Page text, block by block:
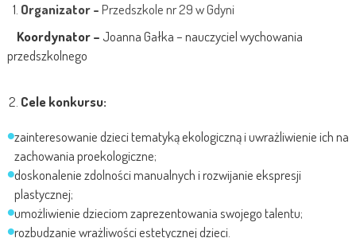
Organizator -Przedszkole nr 29 w Gdyni
Koordynator – Joanna Gałka – nauczyciel wychowania
przedszkolnego
Cele konkursu:
zainteresowanie dzieci tematyką ekologiczną i uwrażliwienie ich na
zachowania proekologiczne;
doskonalenie zdolności manualnych i rozwijanie ekspresji
plastycznej;
umożliwienie dzieciom zaprezentowania swojego talentu;
rozbudzanie wrażliwości estetycznej dzieci.